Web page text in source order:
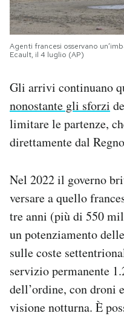
Agenti francesi osservano
Ecault, il 4 luglio (AP)
Gli arrivi continuano
nonostante gli sforzi
limitare le partenze,
direttamente dal
Nel 2022 il governo
versare a quello
tre anni (più di 550
un potenziamento
sulle coste
servizio permanente
dell’ordine, con droni
visione notturna. È